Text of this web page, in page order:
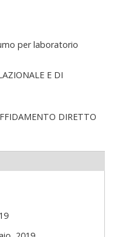
per laboratorio
E DI
DIRETTO